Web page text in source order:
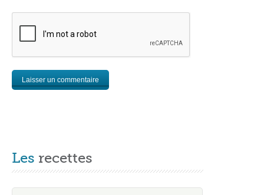
Les recettes